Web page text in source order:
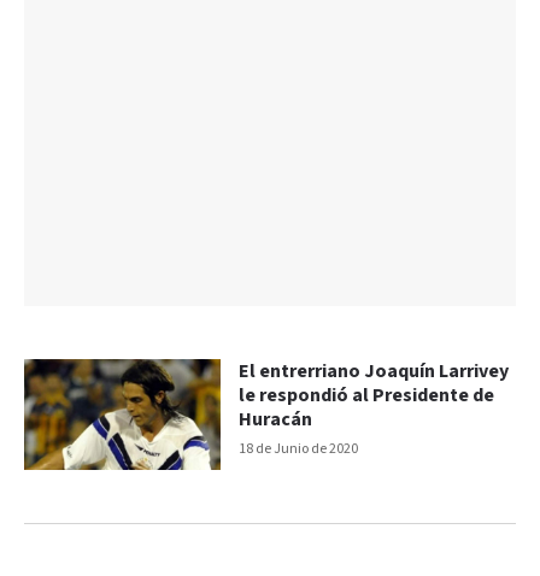
18 de Junio de 2020
El entrerriano Joaquín Larrivey
le respondió al Presidente de
Huracán